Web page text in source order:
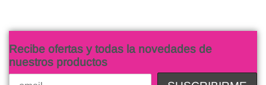
Recibe ofertas y todas la novedades de
nuestros productos